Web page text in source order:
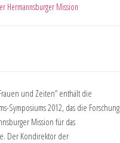
Hermannsburger Mission
und Zeiten” enthält die
Symposiums 2012, das die Forschung
Mission für das
Der Kondirektor der